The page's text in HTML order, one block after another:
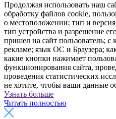
Продолжая использовать наш
обработку файлов cookie,
о местоположении; тип и
тип устройства и разрешение
пришел на сайт пользователь; с
рекламе; язык ОС и Браузера;
какие кнопки нажимает
функционирования сайта,
проведения статистических
не хотите, чтобы ваши данные
Узнать больше
Читать полностью